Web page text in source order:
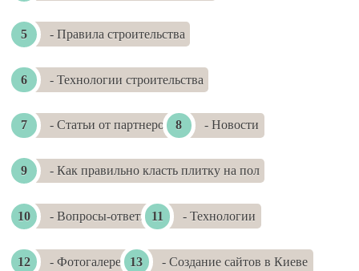
- Правила строительства
- Технологии строительства
- Статьи от партнеров - Новости
- Как правильно класть плитку на пол
- Вопросы-ответы - Технологии
- Фотогалереи - Создание сайтов в Киеве